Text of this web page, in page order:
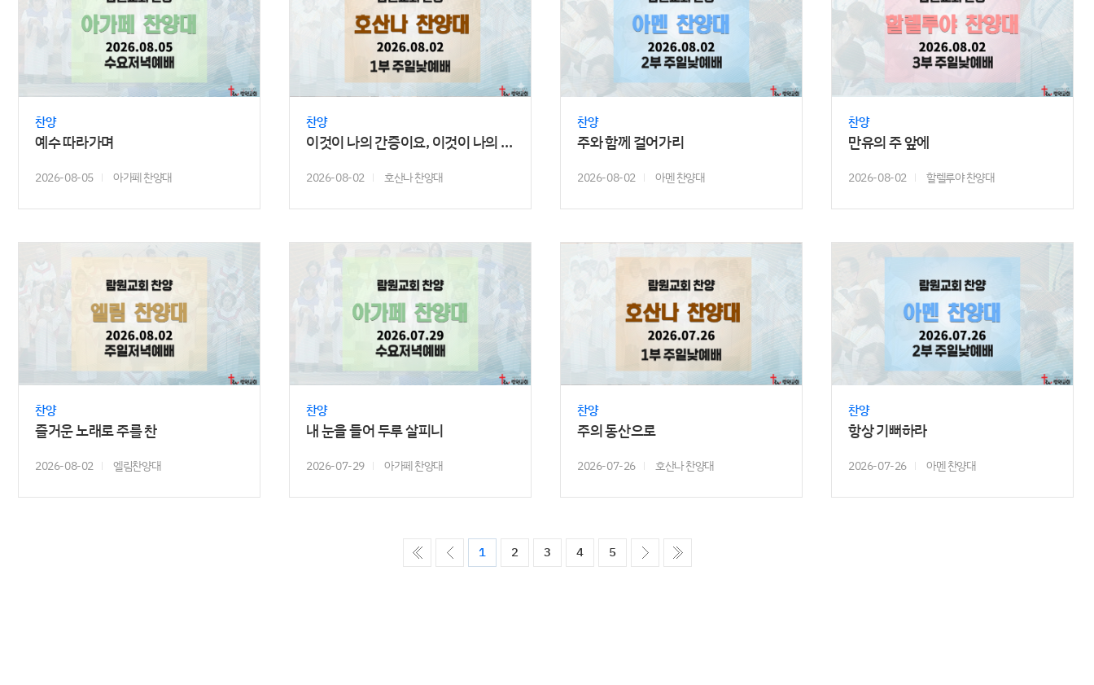
찬양
예수 따라가며
2026-08-05 아가페 찬양대
찬양
이것이 나의 간증이요, 이것이 나의 찬송일세
2026-08-02 호산나 찬양대
찬양
주와 함께 걸어가리
2026-08-02 아멘 찬양대
찬양
만유의 주 앞에
2026-08-02 할렐루야 찬양대
찬양
즐거운 노래로 주를 찬
2026-08-02 엘림찬양대
찬양
내 눈을 들어 두루 살피니
2026-07-29 아가페 찬양대
찬양
주의 동산으로
2026-07-26 호산나 찬양대
찬양
항상 기뻐하라
2026-07-26 아멘 찬양대
ó�� ����
1 2 3 4 5 ����������